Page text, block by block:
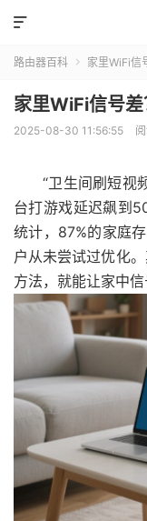

路由器百科  家里WiFi信
家里WiFi信号差
2025-08-30 11:56:55
“卫生间刷短视
台打游戏延迟飙到
统计，87%的家庭
户从未尝试过优化
方法，就能让家中信